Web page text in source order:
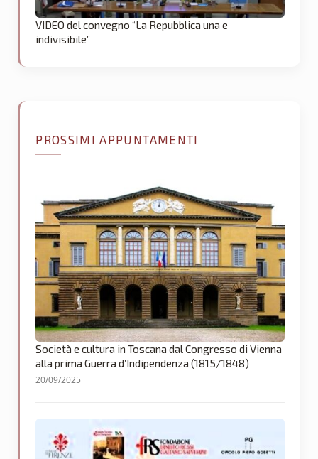
VIDEO del convegno “La Repubblica una e
indivisibile”
PROSSIMI APPUNTAMENTI
Società e cultura in Toscana dal Congresso di Vienna
alla prima Guerra d’Indipendenza (1815/1848)
20/09/2025